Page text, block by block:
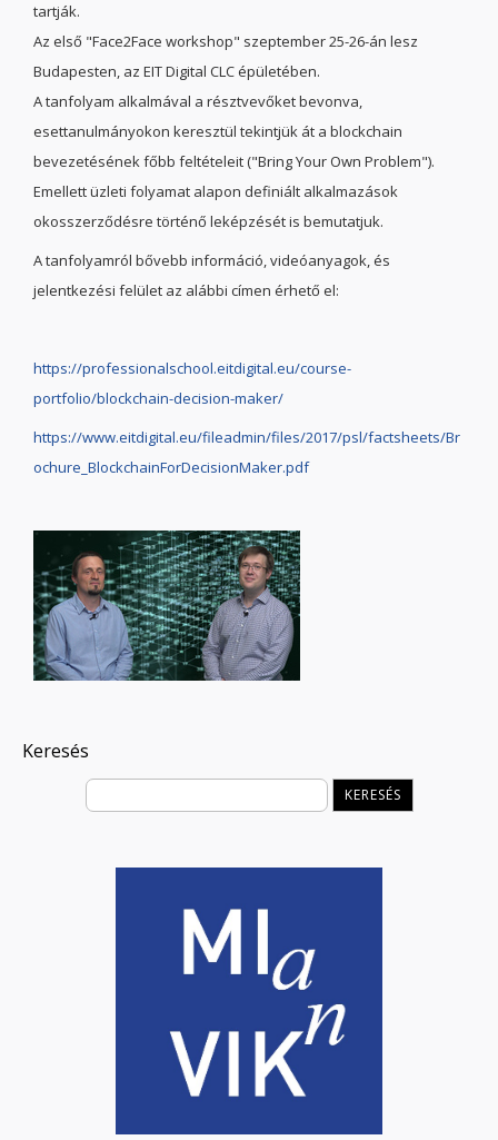
tartják.
Az első "Face2Face workshop" szeptember 25-26-án lesz
Budapesten, az EIT Digital CLC épületében.
A tanfolyam alkalmával a résztvevőket bevonva,
esettanulmányokon keresztül tekintjük át a blockchain
bevezetésének főbb feltételeit ("Bring Your Own Problem").
Emellett üzleti folyamat alapon definiált alkalmazások
okosszerződésre történő leképzését is bemutatjuk.
A tanfolyamról bővebb információ, videóanyagok, és
jelentkezési felület az alábbi címen érhető el:
https://professionalschool.eitdigital.eu/course-
portfolio/blockchain-decision-maker/
https://www.eitdigital.eu/fileadmin/files/2017/psl/factsheets/Br
ochure_BlockchainForDecisionMaker.pdf
Keresés